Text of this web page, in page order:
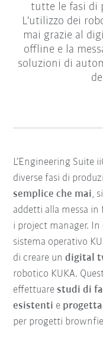
tutte le fasi di
L'utilizzo dei
mai grazie al
offline e la
soluzioni di
L’Engineering Suite
diverse fasi di
semplice che mai,
addetti alla messa
i project manager.
sistema operativo
di creare undigital
robotico KUKA.
effettuarestudi di
esistenti e
per progetti